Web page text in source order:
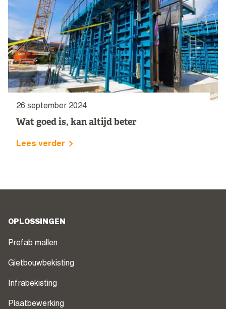
26 september 2024
Wat goed is, kan altijd beter
Lees verder
OPLOSSINGEN
Prefab mallen
Gietbouwbekisting
Infrabekisting
Plaatbewerking